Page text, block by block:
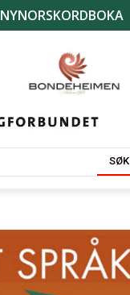
NYNORSKORDBOKA
SØK